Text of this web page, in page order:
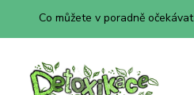
Co můžete v poradně očekávat